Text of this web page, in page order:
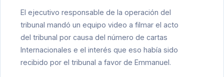
El ejecutivo responsable de la operación del
tribunal mandó un equipo video a filmar el acto
del tribunal por causa del número de cartas
Internacionales e el interés que eso había sido
recibido por el tribunal a favor de Emmanuel.